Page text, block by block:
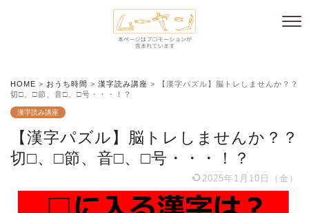
HOME > おうち時間 > 漢字読み講座 >
【漢字パズル】脳トレしませんか？？
切□、□節、音□、□号・・・！？
漢字読み講座
【漢字パズル】脳トレしませんか？？
切□、□節、音□、□号・・・！？
2025年1月10日（金）